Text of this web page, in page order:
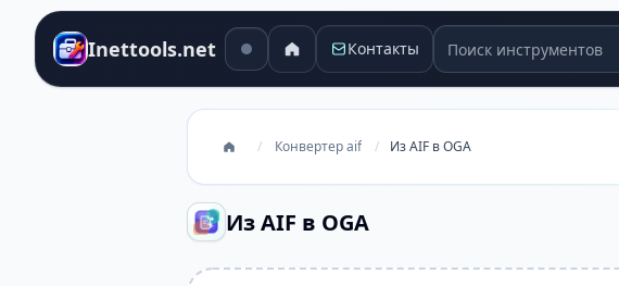
Inettools.net Контакты Поиск инструментов
/ Конвертер aif / Из AIF в OGA
Из AIF в OGA